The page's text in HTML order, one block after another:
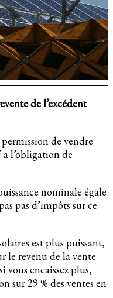
de l’excédent
permission de vendre
l’obligation de
nominale égale
pas d’impôts sur ce
est plus puissant,
le revenu de la vente
vous encaissez plus,
sur 29 % des ventes en